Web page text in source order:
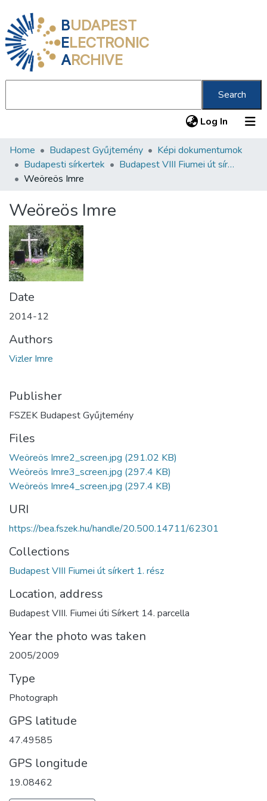
BUDAPEST
ELECTRONIC
ARCHIVE
Search
Log In (current)
Communities & Collections
All of DSpace
About us
Home Budapest Gyűjtemény
Képi dokumentumok
Budapesti sírkertek
Budapest VIII Fiumei út sírkert 1. rész
Weöreös Imre
Weöreös Imre
Date
2014-12
Authors
Vizler Imre
Publisher
FSZEK Budapest Gyűjtemény
Files
Weöreös Imre2_screen.jpg (291.02 KB)
Weöreös Imre3_screen.jpg (297.4 KB)
Weöreös Imre4_screen.jpg (297.4 KB)
URI
https://bea.fszek.hu/handle/20.500.14711/62301
Collections
Budapest VIII Fiumei út sírkert 1. rész
Location, address
Budapest VIII. Fiumei úti Sírkert 14. parcella
Year the photo was taken
2005/2009
Type
Photograph
GPS latitude
47.49585
GPS longitude
19.08462